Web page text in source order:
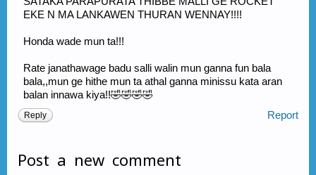
EKE N MA LANKAWEN THURAN WENNAY!!!!
Honda wade mun ta!!!
Rate janathawage badu salli walin mun ganna fun bala
bala,,mun ge hithe mun ta athal ganna minissu kata aran
balan innawa kiya!!🤣🤣🤣🤣
Report
Reply
Post a new comment